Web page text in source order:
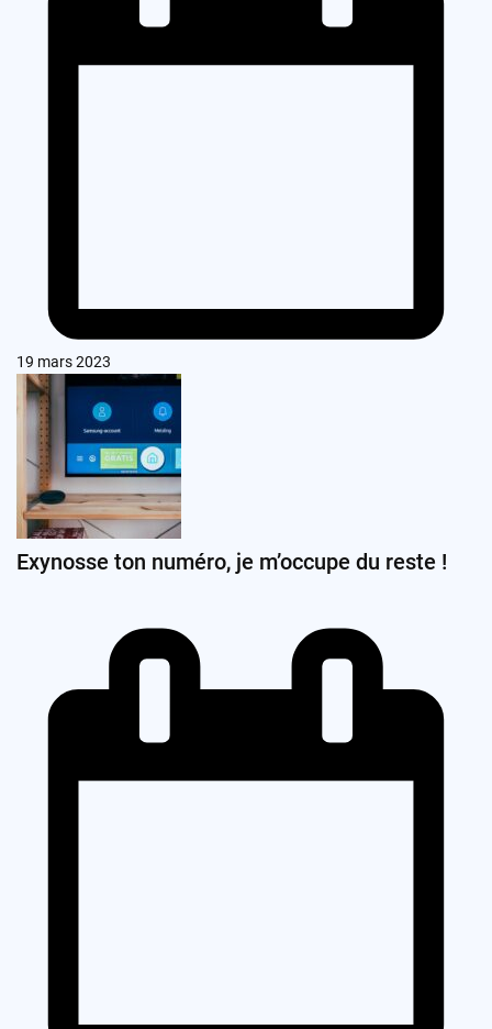
19 mars 2023
Exynosse ton numéro, je m’occupe du reste !